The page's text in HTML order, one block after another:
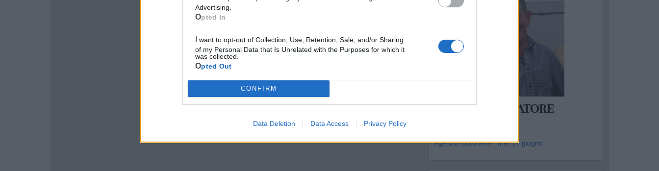
Advertising.
Opted In
of my Personal Data that Is Unrelated with the Purposes for which it
was collected.
Opted Out
CONFIRM
Data Deletion Data Access Privacy Policy
ANTONIO SALVATORE
Agenzia Coronese - mer 17 giugno